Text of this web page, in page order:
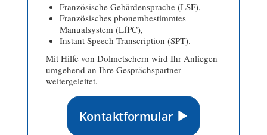
Französische Gebärdensprache (LSF),
Französisches phonembestimmtes
Manualsystem (LfPC),
Instant Speech Transcription (SPT).
Mit Hilfe von Dolmetschern wird Ihr Anliegen
umgehend an Ihre Gesprächspartner
weitergeleitet.
Kontaktformular